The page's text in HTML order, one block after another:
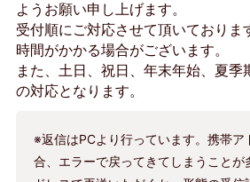
ようお願い申し上げます。
受付順にご対応させて頂いておりま
時間がかかる場合がございます。
また、土日、祝日、年末年始、夏季
の対応となります。
※返信はPCより行っています。携帯ア
合、エラーで戻ってきてしまうことが